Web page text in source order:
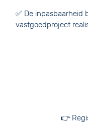
✅ De
vastgoedproject
👉